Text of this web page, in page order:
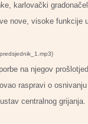
karlovački
nove, visoke funkcije
na njegov
raspravi o
centralnog grijanja.